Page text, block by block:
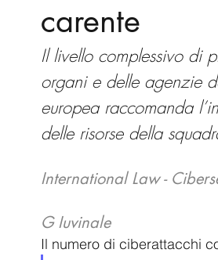
Germania
Polo Nord
carente
Il livello complessivo di
organi e delle agenzie
europea raccomanda
delle risorse della
International Law -
G Iuvinale
Il numero di ciberattacchi